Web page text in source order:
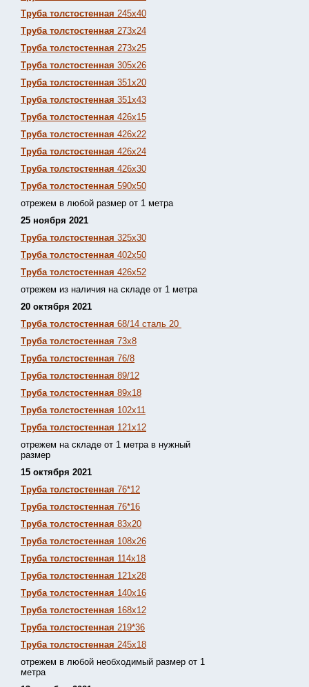
Труба толстостенная 245х40
Труба толстостенная 273х24
Труба толстостенная 273х25
Труба толстостенная 305х26
Труба толстостенная 351х20
Труба толстостенная 351х43
Труба толстостенная 426х15
Труба толстостенная 426х22
Труба толстостенная 426х24
Труба толстостенная 426х30
Труба толстостенная 590х50
отрежем в любой размер от 1 метра
25 ноября 2021
Труба толстостенная 325х30
Труба толстостенная 402х50
Труба толстостенная 426х52
отрежем из наличия на складе от 1 метра
20 октября 2021
Труба толстостенная 68/14 сталь 20
Труба толстостенная 73х8
Труба толстостенная 76/8
Труба толстостенная 89/12
Труба толстостенная 89х18
Труба толстостенная 102х11
Труба толстостенная 121х12
отрежем на складе от 1 метра в нужный
размер
15 октября 2021
Труба толстостенная 76*12
Труба толстостенная 76*16
Труба толстостенная 83х20
Труба толстостенная 108х26
Труба толстостенная 114х18
Труба толстостенная 121х28
Труба толстостенная 140х16
Труба толстостенная 168х12
Труба толстостенная 219*36
Труба толстостенная 245х18
отрежем в любой необходимый размер от 1
метра